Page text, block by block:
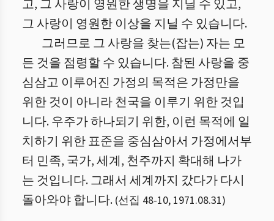
고, 그 사랑이 영원한 생명을 지닐 수 있고,
그 사랑이 영원한 이상을 지닐 수 있습니다.
그러므로 그 사랑을 찾는(잡는) 자는 모
든 것을 점령할 수 있습니다. 참된 사랑을 중
심삼고 이루어진 가정의 목적은 가정만을
위한 것이 아니라 천국을 이루기 위한 것입
니다. 우주가 하나되기 위한, 이런 목적에 일
치하기 위한 표준을 중심삼아서 가정에서부
터 민족, 국가, 세계, 천주까지 확대해 나가
는 것입니다. 그래서 세계까지 갔다가 다시
돌아와야 합니다. (선집 48-10, 1971.08.31)